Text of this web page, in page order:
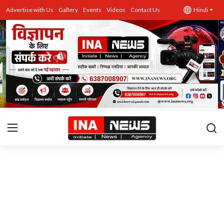
Advertise with Us Gallery Events Videos Contact Us Hindi
उत्तर प्रदेश
Advertise with Us
Events
राज्य